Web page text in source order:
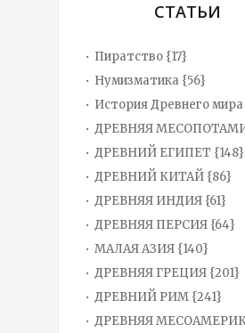
СТАТЬИ
Пиратство {17}
Нумизматика {56}
История Древнего мира
ДРЕВНЯЯ
ДРЕВНИЙ ЕГИПЕТ {148}
ДРЕВНИЙ КИТАЙ {86}
ДРЕВНЯЯ ИНДИЯ {61}
ДРЕВНЯЯ ПЕРСИЯ {64}
МАЛАЯ АЗИЯ {140}
ДРЕВНЯЯ ГРЕЦИЯ {201}
ДРЕВНИЙ РИМ {241}
ДРЕВНЯЯ